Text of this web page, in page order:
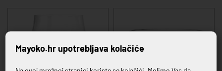
Mayoko.hr upotrebljava kolačiće